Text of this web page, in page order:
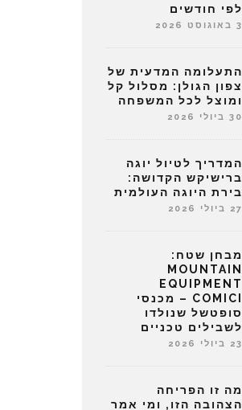
לפי חודשים
3 באוגוסט 2026
התעלומה המדעית של
צפון הגולן: מסלול קל
ומוצל לכל המשפחה
30 ביולי 2026
המדריך לטיול יוגה
ברישיקש הקדושה:
בירת היוגה העולמית
27 ביולי 2026
מבחן שטח:
MOUNTAIN
EQUIPMENT
COMICI – מכנסי
סופטשל שנולדו
לשבילים טכניים
23 ביולי 2026
מה זו הפריחה
הצהובה הזו, ומי אמר